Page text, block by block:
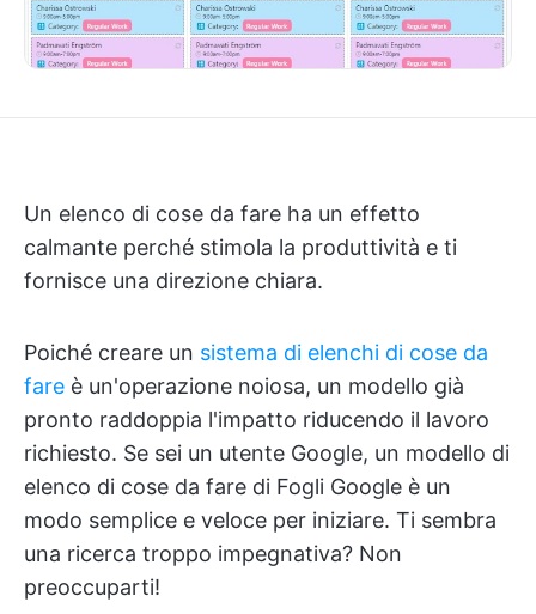
Un elenco di cose da fare ha un effetto
calmante perché stimola la produttività e ti
fornisce una direzione chiara.
Poiché creare un sistema di elenchi di cose da
fare è un'operazione noiosa, un modello già
pronto raddoppia l'impatto riducendo il lavoro
richiesto. Se sei un utente Google, un modello di
elenco di cose da fare di Fogli Google è un
modo semplice e veloce per iniziare. Ti sembra
una ricerca troppo impegnativa? Non
preoccuparti!